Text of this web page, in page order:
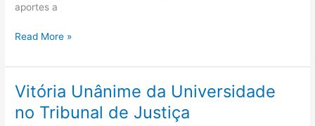
aportes a
Read More »
Vitória Unânime da Universidade
no Tribunal de Justiça
Vitória
Unânime
da